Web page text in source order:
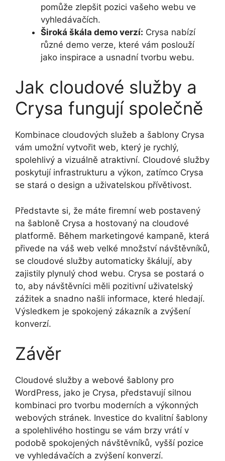
pomůže zlepšit pozici vašeho webu ve
vyhledávačích.
Široká škála demo verzí: Crysa nabízí
různé demo verze, které vám poslouží
jako inspirace a usnadní tvorbu webu.
Jak cloudové služby a
Crysa fungují společně
Kombinace cloudových služeb a šablony Crysa
vám umožní vytvořit web, který je rychlý,
spolehlivý a vizuálně atraktivní. Cloudové služby
poskytují infrastrukturu a výkon, zatímco Crysa
se stará o design a uživatelskou přívětivost.
Představte si, že máte firemní web postavený
na šabloně Crysa a hostovaný na cloudové
platformě. Během marketingové kampaně, která
přivede na váš web velké množství návštěvníků,
se cloudové služby automaticky škálují, aby
zajistily plynulý chod webu. Crysa se postará o
to, aby návštěvníci měli pozitivní uživatelský
zážitek a snadno našli informace, které hledají.
Výsledkem je spokojený zákazník a zvýšení
konverzí.
Závěr
Cloudové služby a webové šablony pro
WordPress, jako je Crysa, představují silnou
kombinaci pro tvorbu moderních a výkonných
webových stránek. Investice do kvalitní šablony
a spolehlivého hostingu se vám brzy vrátí v
podobě spokojených návštěvníků, vyšší pozice
ve vyhledávačích a zvýšení konverzí.